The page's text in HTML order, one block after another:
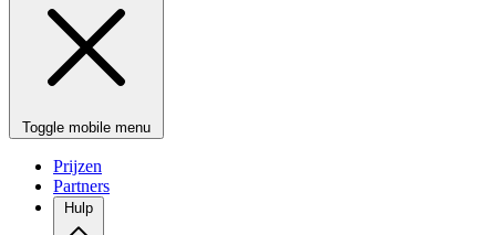
Toggle mobile menu
Prijzen
Partners
Hulp